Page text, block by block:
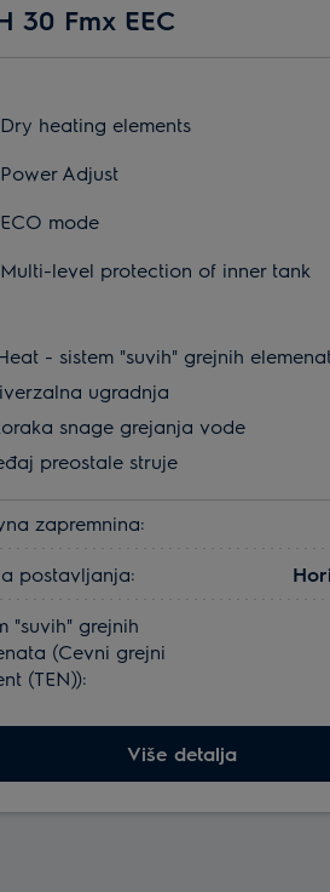
30 Fmx EEC
Dry heating elements
Power Adjust
ECO mode
Multi-level protection of inner tank
- sistem "suvih" grejnih
ugradnja
snage grejanja vode
preostale struje
zapremnina:
postavljanja:
"suvih" grejnih
(Cevni grejni
(TEN)):
Više detalja